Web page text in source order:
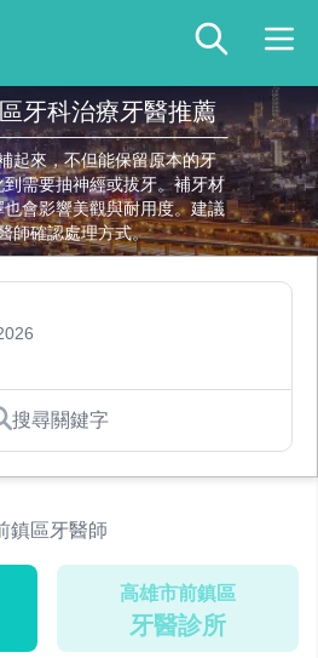
牙科治療牙醫推薦
起來，不但能保留原本的牙
需要抽神經或拔牙。補牙材
會影響美觀與耐用度。建議
師確認處理方式。
搜尋關鍵字
鎮區牙醫師
高雄市前鎮區
牙醫診所